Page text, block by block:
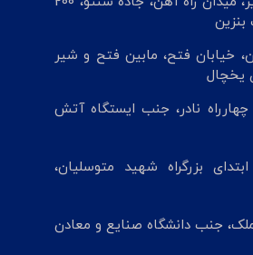
بنزین
خیابان فتح، مابین فتح و شیر
یخچال
نادر، جنب ایستگاه آتش
بزرگراه شهید متوسلیان،
جنب دانشگاه صنایع و معادن